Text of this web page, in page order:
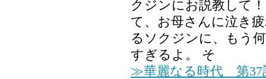
クジンにお説教して
て、お母さんに泣き
るソクジンに、もう
すぎるよ。 そ
≫華麗なる時代 第37